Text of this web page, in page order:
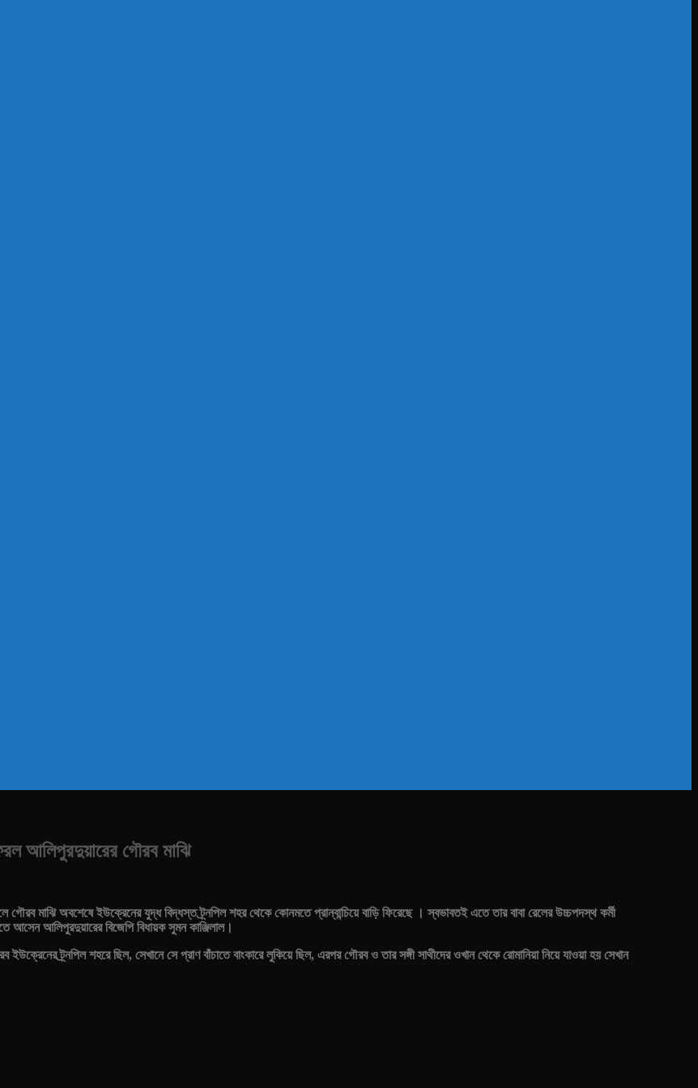
আলিপুরদুয়ারের গৌরব মাঝি
মাঝি অবশেষে ইউক্রেনের যুদ্ধ বিদ্ধস্ত ট্র্নপিল শহর থেকে কোনমতে প্রান্বান্চিয়ে বাড়ি ফিরেছে । স্বভাবতই এতে তার বাবা রেলের উচ্চপদস্থ কর্মী
আসেন আলিপুরদুয়ারের বিজেপি বিধায়ক সুমন কাঞ্জিলাল।
ট্র্নপিল শহরে ছিল, সেখানে সে প্রাণ বাঁচাতে বাংকারে লুকিয়ে ছিল, এরপর গৌরব ও তার সঙ্গী সাথীদের ওখান থেকে রোমানিয়া নিয়ে যাওয়া হয় সেখান